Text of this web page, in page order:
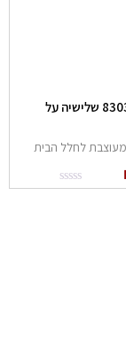
ראטן תלוי 8303 שלישיה על